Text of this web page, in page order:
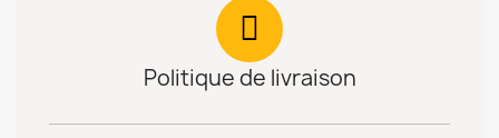
Politique de livraison